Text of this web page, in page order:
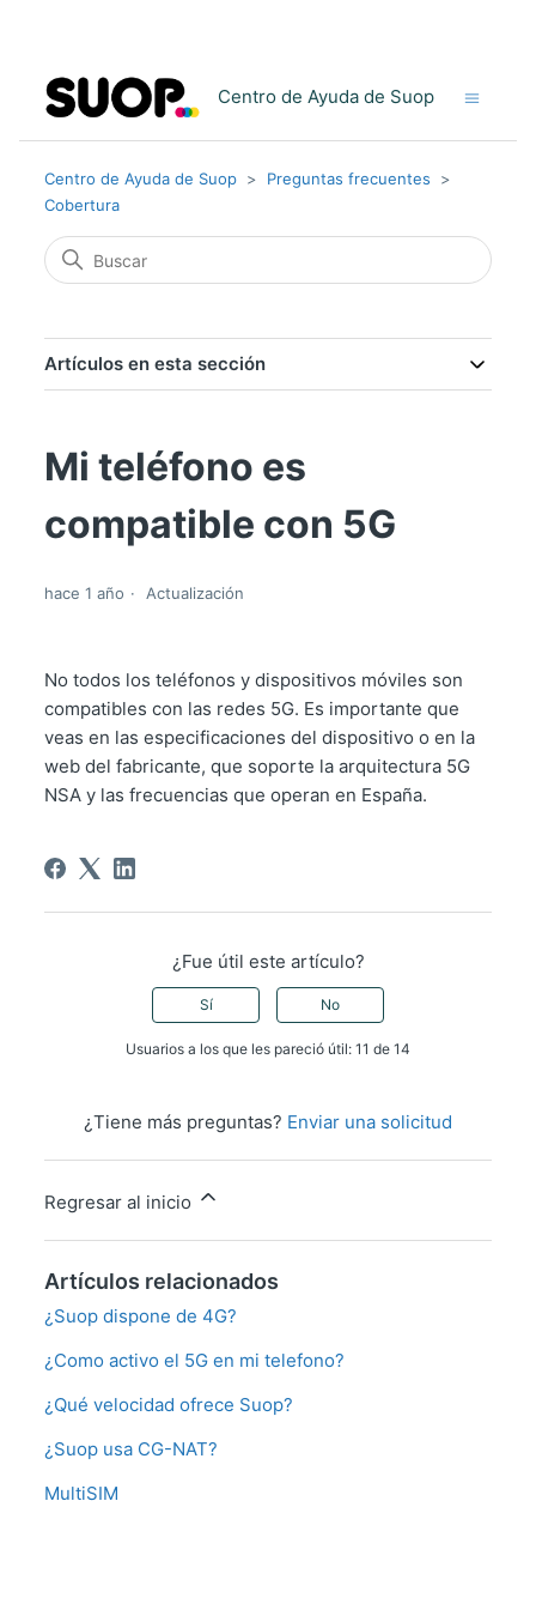
Centro de Ayuda de Suop
Centro de Ayuda de Suop
Preguntas frecuentes
Cobertura
Artículos en esta sección
Mi teléfono es
compatible con 5G
hace 1 año Actualización
No todos los teléfonos y dispositivos móviles son
compatibles con las redes 5G. Es importante que
veas en las especificaciones del dispositivo o en la
web del fabricante, que soporte la arquitectura 5G
NSA y las frecuencias que operan en España.
¿Fue útil este artículo?
Sí No
Usuarios a los que les pareció útil: 11 de 14
¿Tiene más preguntas? Enviar una solicitud
Regresar al inicio
Artículos relacionados
¿Suop dispone de 4G?
¿Como activo el 5G en mi telefono?
¿Qué velocidad ofrece Suop?
¿Suop usa CG-NAT?
MultiSIM